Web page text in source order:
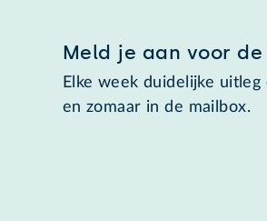
Meld je aan voor
Elke week duidelijke
en zomaar in de mailbox.